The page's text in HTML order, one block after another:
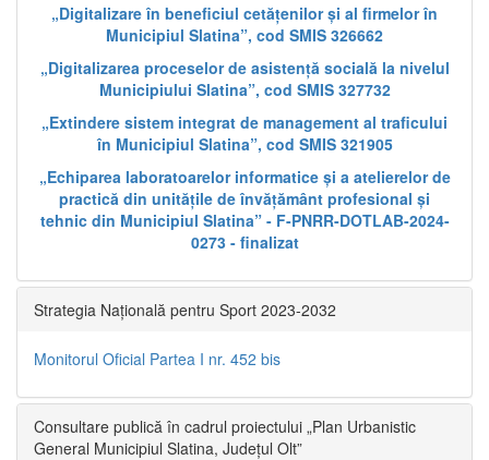
„Digitalizare în beneficiul cetățenilor și al firmelor în
Municipiul Slatina”, cod SMIS 326662
„Digitalizarea proceselor de asistență socială la nivelul
Municipiului Slatina”, cod SMIS 327732
„Extindere sistem integrat de management al traficului
în Municipiul Slatina”, cod SMIS 321905
„Echiparea laboratoarelor informatice și a atelierelor de
practică din unitățile de învățământ profesional și
tehnic din Municipiul Slatina” - F-PNRR-DOTLAB-2024-
0273 - finalizat
Strategia Națională pentru Sport 2023-2032
Monitorul Oficial Partea I nr. 452 bis
Consultare publică în cadrul proiectului „Plan Urbanistic
General Municipiul Slatina, Județul Olt”